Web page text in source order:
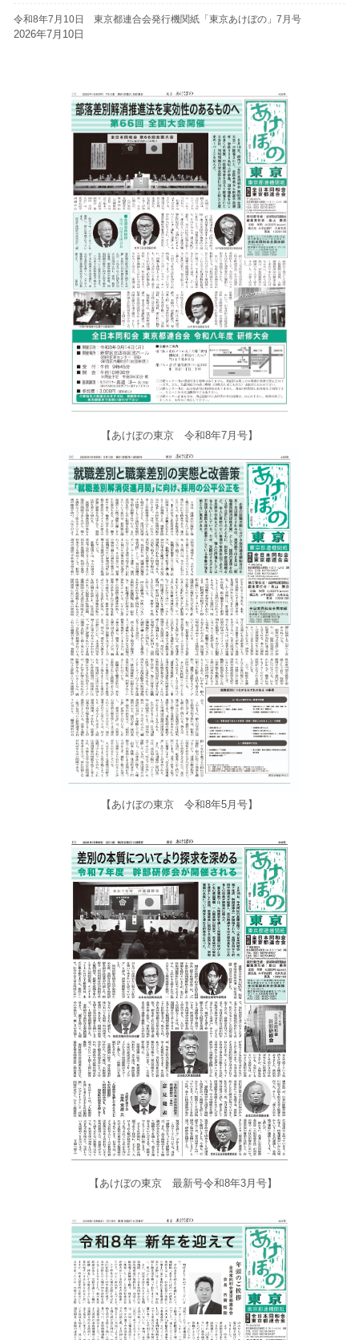
令和8年7月10日 東京都連合会発行機関紙「東京あけぼの」7月号
2026年7月10日
【あけぼの東京 令和8年7月号】
【あけぼの東京 令和8年5月号】
【あけぼの東京 最新号令和8年3月号】